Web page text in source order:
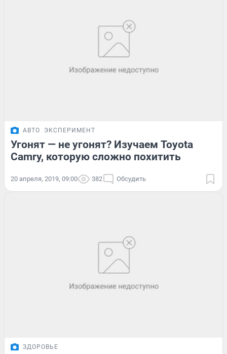
АВТО ЭКСПЕРИМЕНТ
Угонят — не угонят? Изучаем Toyota
Camry, которую сложно похитить
20 апреля, 2019, 09:00 382 Обсудить
ЗДОРОВЬЕ